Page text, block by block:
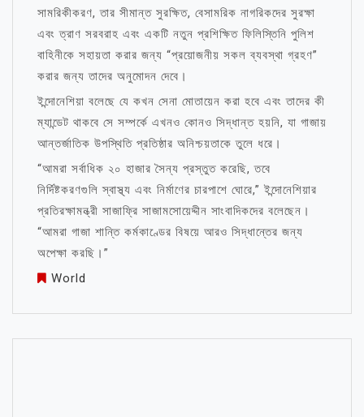
সামরিকীকরণ, তার সীমান্ত সুরক্ষিত, বেসামরিক নাগরিকদের সুরক্ষা
এবং ত্রাণ সরবরাহ এবং একটি নতুন প্রশিক্ষিত ফিলিস্তিনি পুলিশ
বাহিনীকে সহায়তা করার জন্য “প্রয়োজনীয় সকল ব্যবস্থা গ্রহণ”
করার জন্য তাদের অনুমোদন দেবে।
ইন্দোনেশিয়া বলেছে যে কখন সেনা মোতায়েন করা হবে এবং তাদের কী
ম্যান্ডেট থাকবে সে সম্পর্কে এখনও কোনও সিদ্ধান্ত হয়নি, যা গাজায়
আন্তর্জাতিক উপস্থিতি প্রতিষ্ঠার অনিশ্চয়তাকে তুলে ধরে।
“আমরা সর্বাধিক ২০ হাজার সৈন্য প্রস্তুত করেছি, তবে
নির্দিষ্টকরণগুলি স্বাস্থ্য এবং নির্মাণের চারপাশে ঘোরে,” ইন্দোনেশিয়ার
প্রতিরক্ষামন্ত্রী সাজাফ্রি সাজামসোয়েদ্দীন সাংবাদিকদের বলেছেন।
“আমরা গাজা শান্তি কর্মকাণ্ডের বিষয়ে আরও সিদ্ধান্তের জন্য
অপেক্ষা করছি।”
World